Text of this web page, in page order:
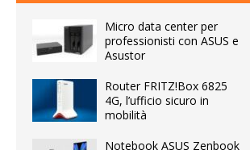
Micro data center per
professionisti con ASUS e
Asustor
Router FRITZ!Box 6825
4G, l’ufficio sicuro in
mobilità
Notebook ASUS Zenbook